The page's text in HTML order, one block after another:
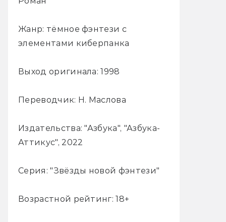
Жанр: тёмное фэнтези с
элементами киберпанка
Выход оригинала: 1998
Переводчик: Н. Маслова
Издательства: "Азбука", "Азбука-
Аттикус", 2022
Серия: "Звёзды новой фэнтези"
Возрастной рейтинг: 18+